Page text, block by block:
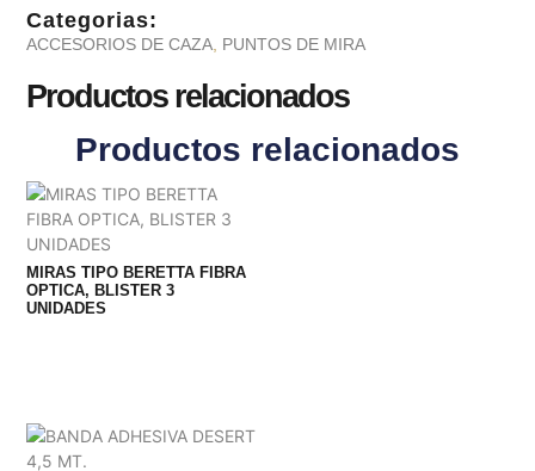
Categorias:
ACCESORIOS DE CAZA PUNTOS DE MIRA
Productos relacionados
Productos relacionados
MIRAS TIPO BERETTA FIBRA
OPTICA, BLISTER 3
UNIDADES